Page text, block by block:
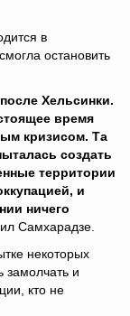
в
остановить
Хельсинки.
время
кризисом. Та
создать
территории
и
ничего
Самхарадзе.
некоторых
замолчать и
кто не